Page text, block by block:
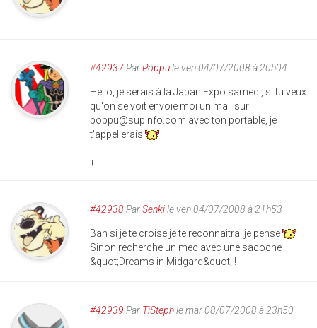
#42937ParPoppule ven 04/07/2008 à 20h04
Hello, je serais à la Japan Expo samedi, si tu veux
qu'on se voit envoie moi un mail sur
poppu@supinfo.com avec ton portable, je
t'appellerais
++
#42938ParSenkile ven 04/07/2008 à 21h53
Bah si je te croise je te reconnaitrai je pense
Sinon recherche un mec avec une sacoche
&quot;Dreams in Midgard&quot; !
#42939 Par TiStephle mar 08/07/2008 à 23h50